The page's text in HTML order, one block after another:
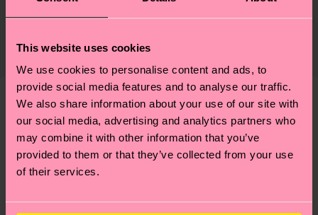
This website uses cookies
We use cookies to personalise content and ads, to
provide social media features and to analyse our traffic.
We also share information about your use of our site with
our social media, advertising and analytics partners who
may combine it with other information that you’ve
provided to them or that they’ve collected from your use
of their services.
Zertifizierungen – es geht auch um eine ethische
Weitere Informationen sowie Tipps und Tricks
findest du auf unsererNachhaltigkeitsseite.
Versand & Retouren
ab und unsere länderspezifische Versandübersicht
findest duhier . Die Lieferzeit beginnt sobald
deine Bestellung versandt wurde. Bitte bedenke,
dass es sich hierbei um einen Richtwert handelt
und die genaue Lieferzeit von der lokalen Post in
deinem Land abhängt.
Du hast Fragen zu einer Retoure? In unserem
Hilfebereich im ArtikelRetourenfindest du die
Ähnliche muster